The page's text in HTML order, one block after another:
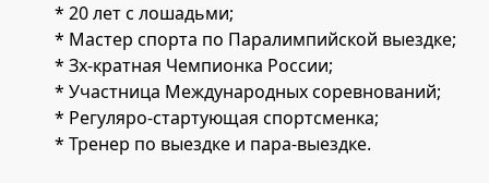
* 20 лет с лошадьми;
* Мастер спорта по Паралимпийской выездке;
* Зх-кратная Чемпионка России;
* Участница Международных соревнований;
* Регуляро-стартующая спортсменка;
* Тренер по выездке и пара-выездке.